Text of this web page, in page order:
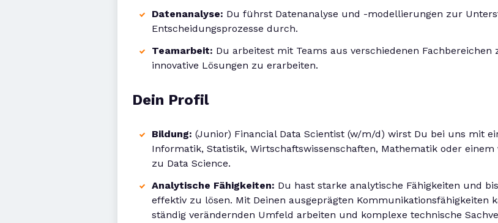
Datenanalyse: Du führst Datenanalyse und -modellierungen zur
Entscheidungsprozesse durch.
Teamarbeit: Du arbeitest mit Teams aus verschiedenen
innovative Lösungen zu erarbeiten.
Dein Profil
Bildung: (Junior) Financial Data Scientist (w/m/d) wirst Du bei uns mit
Informatik, Statistik, Wirtschaftswissenschaften, Mathematik oder
zu Data Science.
Analytische Fähigkeiten: Du hast starke analytische Fähigkeiten und
effektiv zu lösen. Mit Deinen ausgeprägten Kommunikationsfähigkeiten
ständig verändernden Umfeld arbeiten und komplexe technische